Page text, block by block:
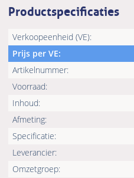
Productspecificaties
Verkoopeenheid (VE):
Prijs per VE:
Artikelnummer:
Voorraad:
Inhoud:
Afmeting:
Specificatie:
Leverancier:
Omzetgroep: